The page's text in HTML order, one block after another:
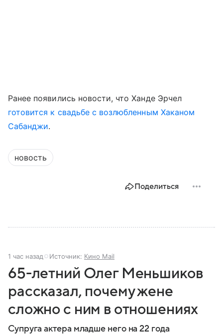
Ранее появились новости, что Ханде Эрчел
готовится к свадьбе с возлюбленным Хаканом
Сабанджи.
новость
Поделиться
1 час назад Источник: Кино Mail
65-летний Олег Меньшиков
рассказал, почему жене
сложно с ним в отношениях
Супруга актера младше него на 22 года